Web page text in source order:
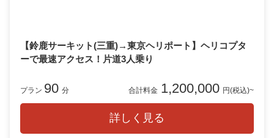
【鈴鹿サーキット(三重)→東京ヘリポート】ヘリコプタ
ーで最速アクセス！片道3人乗り
プラン 90 分 合計料金 1,200,000 円(税込)~
詳しく見る